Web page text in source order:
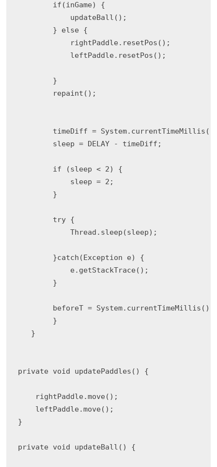
        if(inGame) {
            updateBall();
        } else {
            rightPaddle.resetPos();
            leftPaddle.resetPos();
        }
        repaint();
timeDiff = System.currentTimeMillis()
        sleep = DELAY - timeDiff;
        if (sleep < 2) {
            sleep = 2;
        }
        try {
            Thread.sleep(sleep);
        }catch(Exception e) {
            e.getStackTrace();
        }
        beforeT = System.currentTimeMillis();
        }
   }
private void updatePaddles() {
    rightPaddle.move();
    leftPaddle.move();
}
private void updateBall() {